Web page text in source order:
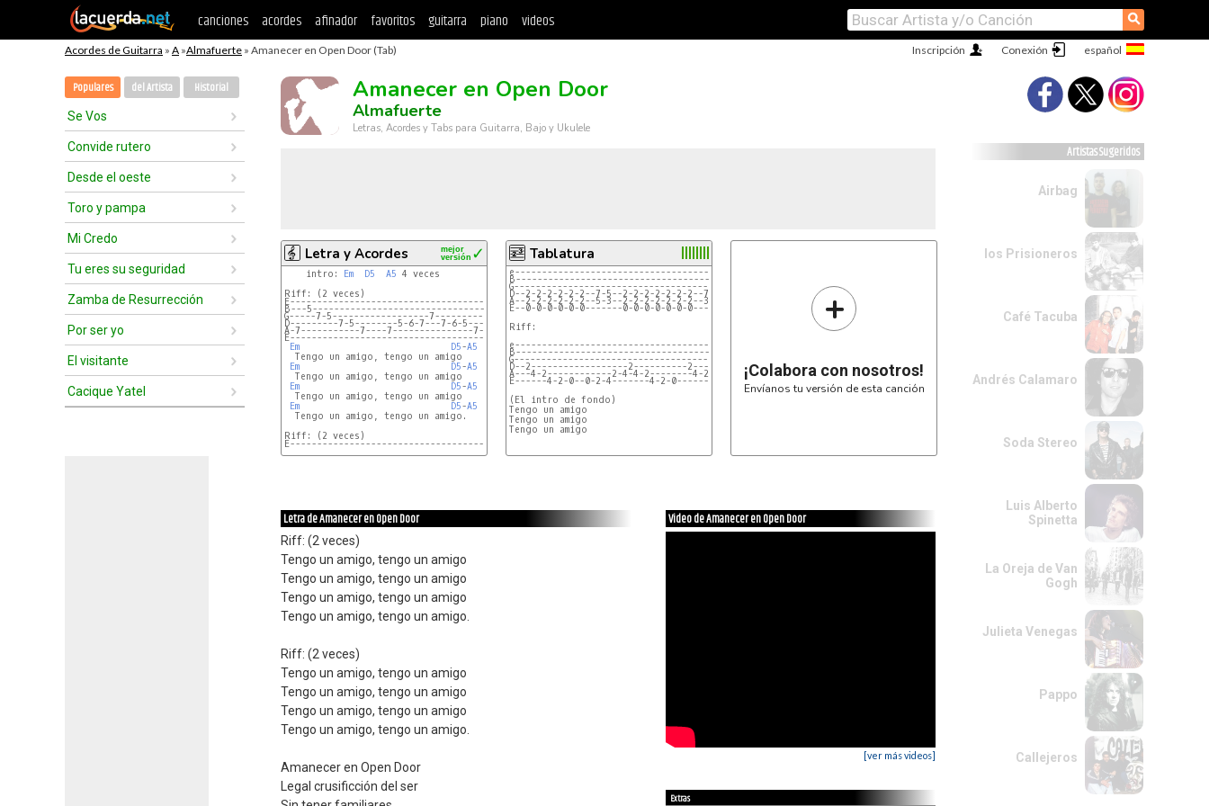
canciones acordes afinador favoritos guitarra piano videos ⚲
Acordes de Guitarra » A »Almafuerte » Amanecer en Open Door (Tab) Conexión
Inscripción
Populares del Artista Historial
Se Vos
Convide rutero
Desde el oeste
Toro y pampa
Mi Credo
Tu eres su seguridad
Zamba de Resurrección
Por ser yo
El visitante
Cacique Yatel
Amanecer en Open Door
Almafuerte
Letras, Acordes y Tabs para Guitarra, Bajo y Ukulele
Letra y Acordes ✓
mejor
versión
    intro:
Em D5 A5 4 veces
E-----------------------------------------
B---5-------------------------------------
G-----7-5------------------7--------------
D---------7-5--------5-6-7---7-6-5---5----
A-7-----------7----7---------------7------
E-----------------------------------------
Em D5-A5
  Tengo un amigo, tengo un amigo
Em
D5-A5
  Tengo un amigo, tengo un amigo
Em
D5-A5
  Tengo un amigo, tengo un amigo
Em
D5-A5
  Tengo un amigo, tengo un amigo.
E-----------------------------------------
Tablatura
e----------------------------------------|
B----------------------------------------|
G----------------------------------------|x2
D--2-2-2-2-2-2--7-5--2-2-2-2-2-2-2--7-5--|
A--2-2-2-2-2-2--5-3--2-2-2-2-2-2-2--3-2--|
E--0-0-0-0-0-0-------0-0-0-0-0-0-0-------|
Riff:
e---------------------------------------------------------------|
B---------------------------------------------------------------|
G---------------------------------------------------------------|
D--2------------------2----------2------------------2---------5-|
A---4-2------------2-4-4-2--------4-2------------2-4-4-2------5-|
E------4-2-0--0-2-4-------4-2-0------4-2-0--0-2-4-------4-2-0-3-|
(El intro de fondo)
Tengo un amigo
Tengo un amigo
+
¡Colabora con nosotros!
Envíanos tu versión de esta canción
Letra de Amanecer en Open Door
Riff: (2 veces)
Tengo un amigo, tengo un amigo
Tengo un amigo, tengo un amigo
Tengo un amigo, tengo un amigo
Tengo un amigo, tengo un amigo.
Riff: (2 veces)
Tengo un amigo, tengo un amigo
Tengo un amigo, tengo un amigo
Tengo un amigo, tengo un amigo
Tengo un amigo, tengo un amigo.
Amanecer en Open Door
Legal crusificción del ser
Video de Amanecer en Open Door
[ver más videos]
Extras
Artistas Sugeridos
Airbag
los Prisioneros
Café Tacuba
Andrés Calamaro
Soda Stereo
Luis Alberto
Spinetta
La Oreja de Van
Gogh
Julieta Venegas
Pappo
Callejeros